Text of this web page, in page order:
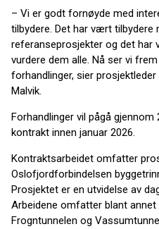
– Vi er godt fornøyde med
tilbydere. Det har vært tilbydere
referanseprosjekter og det har
vurdere dem alle. Nå ser vi
forhandlinger, sier
Malvik.
Forhandlinger vil pågå
kontrakt innen januar 2026.
Kontraktsarbeidet omfatter
Oslofjordforbindelsen
Prosjektet er en utvidelse av
Arbeidene omfatter blant
Frogntunnelen og